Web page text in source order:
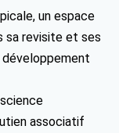
un espace
sa revisite et ses
associatif